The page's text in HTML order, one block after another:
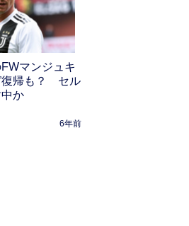
マンジュキ
復帰も？ セル
か
6年前